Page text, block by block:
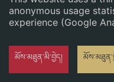
anonymous usage
experience (Google
མོས་མཐུན་མི་བྱེད།